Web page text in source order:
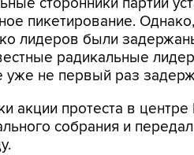
пикетирование.
лидеров были
радикальные
уже не первый раз
акции протеста в
собрания и